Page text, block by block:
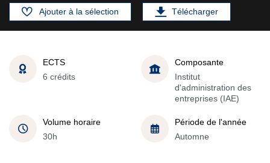
Ajouter à la sélection Télécharger
ECTS
6 crédits
Composante
Institut
d'administration des
entreprises (IAE)
Volume horaire
30h
Période de l'année
Automne